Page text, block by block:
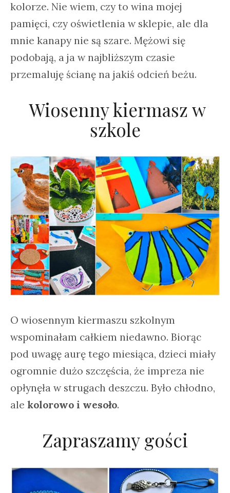
kolorze. Nie wiem, czy to wina mojej
pamięci, czy oświetlenia w sklepie, ale dla
mnie kanapy nie są szare. Mężowi się
podobają, a ja w najbliższym czasie
przemaluję ścianę na jakiś odcień beżu.
Wiosenny kiermasz w
szkole
O wiosennym kiermaszu szkolnym
wspominałam całkiem niedawno. Biorąc
pod uwagę aurę tego miesiąca, dzieci miały
ogromnie dużo szczęścia, że impreza nie
opłynęła w strugach deszczu. Było chłodno,
ale kolorowo i wesoło.
Zapraszamy gości